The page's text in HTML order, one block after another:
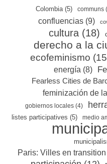
Colombia(5) communs
confluencias(9)
cultura (18)
derecho a la
ecofeminismo
energía (8)
Fearless Cities de
feminización de
gobiernos locales(4)
listes participatives (5) medio
Paris: Villes en